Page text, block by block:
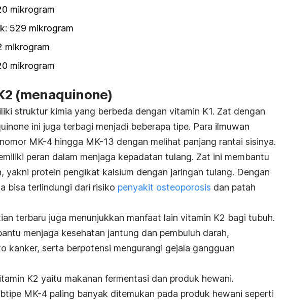
mikrogram
529 mikrogram
mikrogram
mikrogram
(menaquinone)
struktur kimia yang berbeda dengan vitamin K1. Zat dengan
ini juga terbagi menjadi beberapa tipe. Para ilmuwan
MK-4 hingga MK-13 dengan melihat panjang rantai sisinya.
peran dalam menjaga kepadatan tulang. Zat ini membantu
yakni protein pengikat kalsium dengan jaringan tulang. Dengan
bisa terlindungi dari risiko penyakit osteoporosis dan patah
terbaru juga menunjukkan manfaat lain vitamin K2 bagi tubuh.
menjaga kesehatan jantung dan pembuluh darah,
kanker, serta berpotensi mengurangi gejala gangguan
K2 yaitu makanan fermentasi dan produk hewani.
MK-4 paling banyak ditemukan pada produk hewani seperti